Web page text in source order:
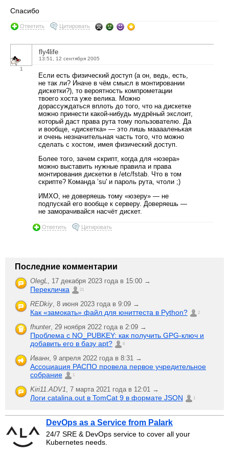
Спасибо
Ответить Цитировать
1
fly4life
13:51, 12 сентября 2005
Если есть физический доступ (а он, ведь, есть,
не так ли? Иначе в чём смысл в монтировании
дискетки?), то вероятность компрометации
твоего хоста уже велика. Можно
дорассуждаться вплоть до того, что на дискетке
можно принести какой-нибудь мудрёный экслоит,
который даст права рута тому пользователю. Да
и вообще, «дискетка» — это лишь мааааленькая
и очень незначительная часть того, что можно
сделать с хостом, имея физический доступ.
Более того, зачем скрипт, когда для «юзера»
можно выставить нужные правила и права
монтирования дискетки в /etc/fstab. Что в том
скрипте? Команда ’su' и пароль рута, чтоли ;)
ИМХО, не доверяешь тому «юзеру» — не
подпускай его вообще к серверу. Доверяешь —
не заморачивайся насчёт дискет.
Ответить Цитировать
Последние комментарии
OlegL 17 декабря 2023 года в 15:00 →
Перекличка 21
REDkiy 8 июня 2023 года в 9:09 →
Как «замокать» файл для юниттеста в Python? 2
fhunter, 29 ноября 2022 года в 2:09 →
Проблема с NO_PUBKEY: как получить GPG-ключ и
добавить его в базу apt?
6
Иванн 9 апреля 2022 года в 8:31 →
Ассоциация РАСПО провела первое учредительное
собрание
1
Kiri11.ADV1 7 марта 2021 года в 12:01 →
Логи catalina.out в TomCat 9 в формате JSON 1
DevOps as a Service from Palark
24/7 SRE & DevOps service to cover all your
Kubernetes needs.